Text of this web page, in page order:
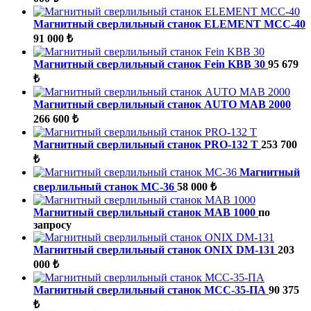
Магнитный сверлильный станок ELEMENT МСС-40
91 000 ₺
Магнитный сверлильный станок Fein KBB 30 95 679
₺
Магнитный сверлильный станок AUTO MAB 2000
266 600 ₺
Магнитный сверлильный станок PRO-132 T 253 700
₺
Магнитный
сверлильный станок МС-36 58 000 ₺
Магнитный сверлильный станок MAB 1000 по
запросу
Магнитный сверлильный станок ONIX DM-131 203
000 ₺
Магнитный сверлильный станок МСС-35-ПА 90 375
₺